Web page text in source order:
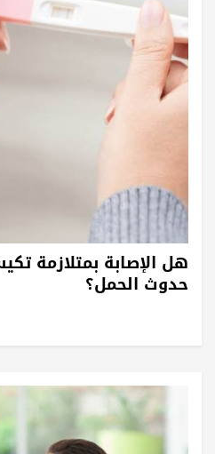
هل الإصابة بمتلازمة
حدوث الحمل؟